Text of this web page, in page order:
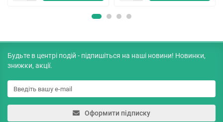
Будьте в центрі подій - підпишіться на наші новини! Новинки,
знижки, акції.
Оформити підписку